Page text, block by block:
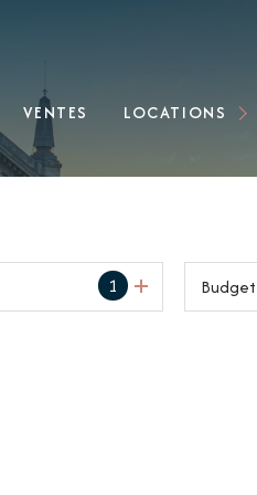
VENTES LOCATIONS
Locations
Locations de
1 Budget